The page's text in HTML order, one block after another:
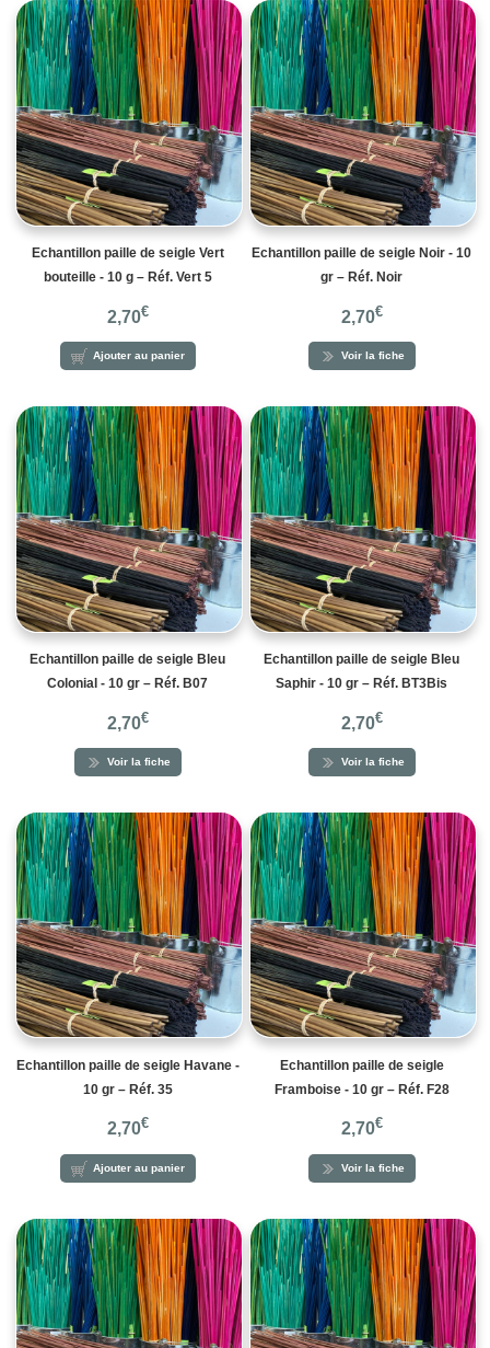
Echantillon paille de seigle Vert
bouteille - 10 g – Réf. Vert 5
2,70€
Ajouter au panier
Echantillon paille de seigle Noir - 10
gr – Réf. Noir
2,70€
Voir la fiche
Echantillon paille de seigle Bleu
Colonial - 10 gr – Réf. B07
2,70€
Voir la fiche
Echantillon paille de seigle Bleu
Saphir - 10 gr – Réf. BT3Bis
2,70€
Voir la fiche
Echantillon paille de seigle Havane -
10 gr – Réf. 35
2,70€
Ajouter au panier
Echantillon paille de seigle
Framboise - 10 gr – Réf. F28
2,70€
Voir la fiche